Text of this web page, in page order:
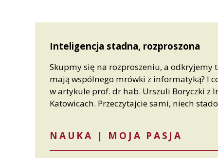
Inteligencja stadna, rozproszona
Skupmy się na rozproszeniu, a odkryjemy
mają wspólnego mrówki z informatyką? I
w artykule prof. dr hab. Urszuli Boryczki z
Katowicach. Przeczytajcie sami, niech
NAUKA | MOJA PASJA